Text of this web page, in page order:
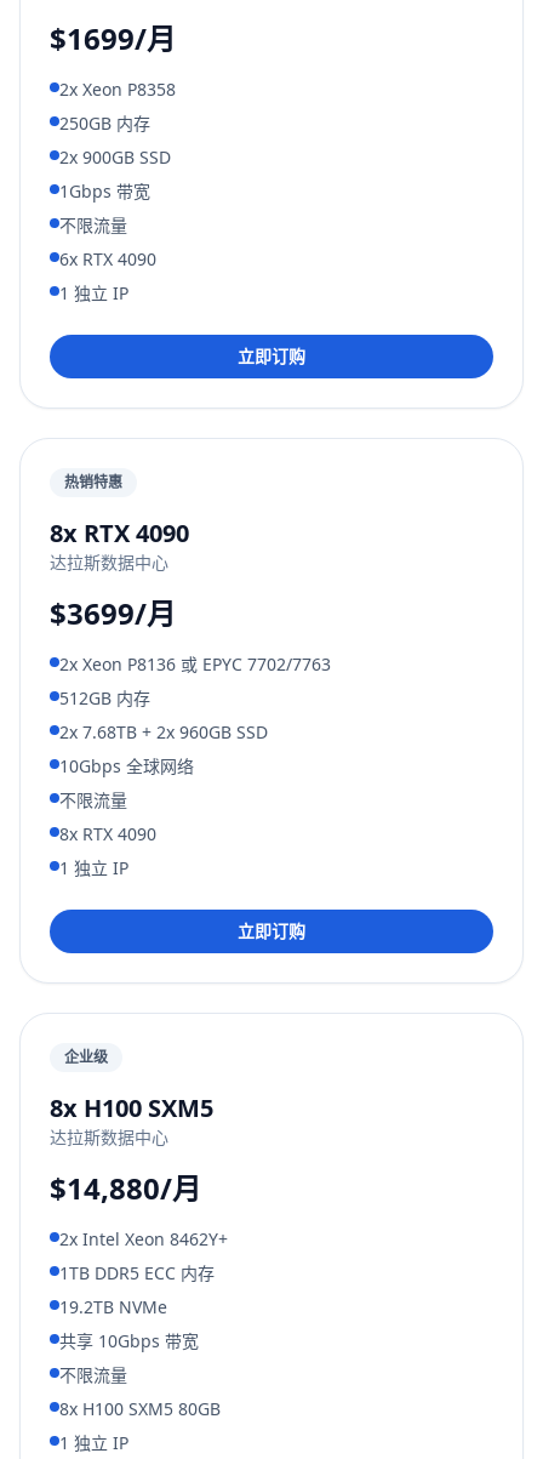
$1699/月
2x Xeon P8358
250GB 内存
2x 900GB SSD
1Gbps 带宽
不限流量
6x RTX 4090
1 独立 IP
立即订购
热销特惠
8x RTX 4090
达拉斯数据中心
$3699/月
2x Xeon P8136 或 EPYC 7702/7763
512GB 内存
2x 7.68TB + 2x 960GB SSD
10Gbps 全球网络
不限流量
8x RTX 4090
1 独立 IP
立即订购
企业级
8x H100 SXM5
达拉斯数据中心
$14,880/月
2x Intel Xeon 8462Y+
1TB DDR5 ECC 内存
19.2TB NVMe
共享 10Gbps 带宽
不限流量
8x H100 SXM5 80GB
1 独立 IP